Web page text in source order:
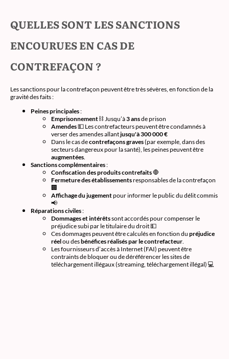
QUELLES SONT LES SANCTIONS
ENCOURUES EN CAS DE
CONTREFAÇON ?
Les sanctions pour la contrefaçon peuvent être très sévères, en fonction de la
gravité des faits :
Peines principales:
Emprisonnement⛓️ Jusqu’à3 ansde prison
Amendes💵 Les contrefacteurs peuvent être condamnés à
verser des amendes allantjusqu'à 300 000 €
Dans le cas decontrefaçons graves(par exemple, dans des
secteurs dangereux pour la santé), les peines peuvent être
augmentées
Sanctions complémentaires:
Confiscation des produits contrefaits🛑
Fermeture des établissementsresponsables de la contrefaçon
🏢
Affichage du jugementpour informer le public du délit commis
📢
Réparations civiles:
Dommages et intérêtssont accordés pour compenser le
préjudice subi par le titulaire du droit 💵
Ces dommages peuvent être calculés en fonction du préjudice
réelou desbénéfices réalisés par le contrefacteur
Les fournisseurs d’accès à Internet (FAI) peuvent être
contraints de bloquer ou de déréférencer les sites de
téléchargement illégaux (streaming, téléchargement illégal) 💻